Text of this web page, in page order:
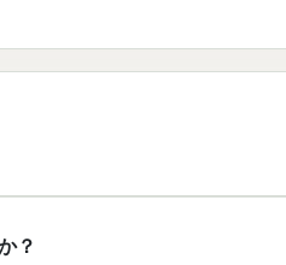
？